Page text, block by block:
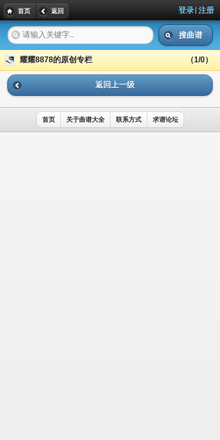
首页 返回 登录| 注册
搜曲谱
耀耀8878的原创专栏 （1/0）
返回上一级
首页 关于曲谱大全 联系方式 求谱论坛